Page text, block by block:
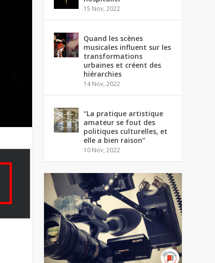
15 Nov, 2022
Quand les scènes
musicales influent sur les
transformations
urbaines et créent des
hiérarchies
14 Nov, 2022
“La pratique artistique
amateur se fout des
politiques culturelles, et
elle a bien raison”
10 Nov, 2022